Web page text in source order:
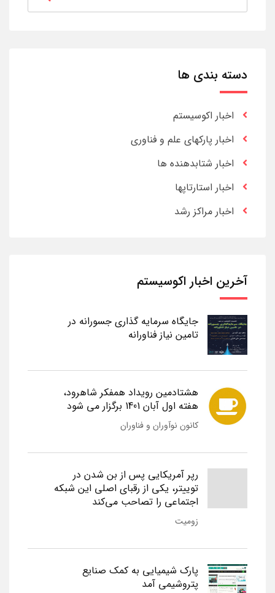
دسته بندی ها
اخبار اکوسیستم
اخبار پارکهای علم و فناوری
اخبار شتابدهنده ها
اخبار استارتاپها
اخبار مراکز رشد
آخرین اخبار اکوسیستم
جایگاه سرمایه گذاری جسورانه در
تامین نیاز فناورانه
هشتادمین رویداد همفکر شاهرود،
هفته اول آبان 1401 برگزار می شود
کانون نوآوران و فناوران
رپر آمریکایی پس از بن شدن در
توییتر، یکی از رقبای اصلی این شبکه
اجتماعی را تصاحب می‌کند
زومیت
پارک شیمیایی به کمک صنایع
پتروشیمی آمد